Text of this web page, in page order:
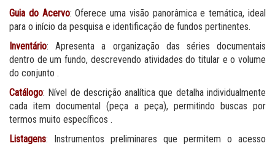
Guia do Acervo: Oferece uma visão panorâmica e temática, ideal
para o início da pesquisa e identificação de fundos pertinentes.
Inventário: Apresenta a organização das séries documentais
dentro de um fundo, descrevendo atividades do titular e o volume
do conjunto .
Catálogo: Nível de descrição analítica que detalha individualmente
cada item documental (peça a peça), permitindo buscas por
termos muito específicos .
Listagens: Instrumentos preliminares que permitem o acesso